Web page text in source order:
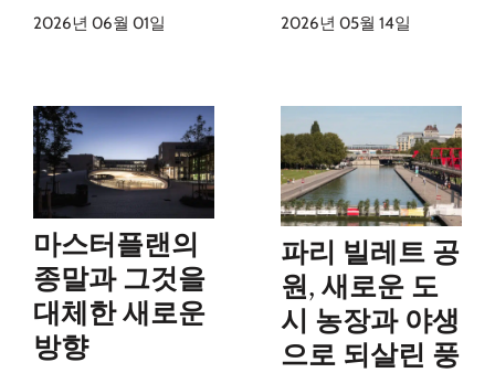
2026년 06월 01일 2026년 05월 14일
마스터플랜의
종말과 그것을
대체한 새로운
방향
파리 빌레트 공
원, 새로운 도
시 농장과 야생
으로 되살린 풍